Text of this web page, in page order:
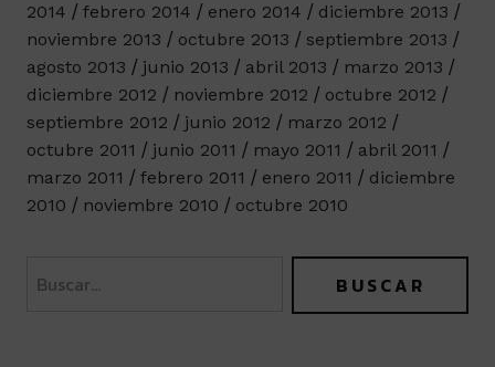
2014
febrero 2014 enero 2014
diciembre 2013
noviembre 2013
octubre 2013
septiembre 2013
agosto 2013
junio 2013 abril 2013
marzo 2013
diciembre 2012
noviembre 2012
octubre 2012
septiembre 2012
junio 2012
marzo 2012
octubre 2011
junio 2011 mayo 2011
abril 2011
marzo 2011
febrero 2011 enero 2011
diciembre
2010
noviembre 2010 octubre 2010